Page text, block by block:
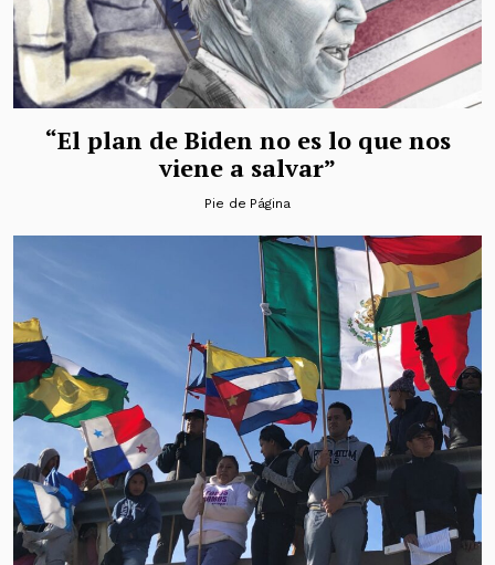
“El plan de Biden no es lo que nos
viene a salvar”
Pie de Página